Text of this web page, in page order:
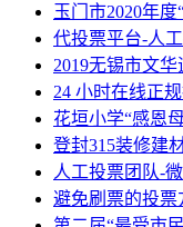
玉门市2020年
代投票平台-人
2019无锡市文
24 小时在线正
花垣小学“感恩
登封315装修建
人工投票团队-
避免刷票的投票